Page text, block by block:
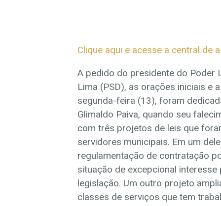
Clique aqui e acesse a central de
A pedido do presidente do Poder
Lima (PSD), as orações iniciais e
segunda-feira (13), foram
Glimaldo Paiva, quando seu
com três projetos de leis que
servidores municipais. Em um
regulamentação de contratação
situação de excepcional
legislação. Um outro projeto
classes de serviços que tem